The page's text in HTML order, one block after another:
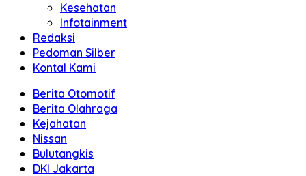
Kesehatan
Infotainment
Redaksi
Pedoman Silber
Kontal Kami
Berita Otomotif
Berita Olahraga
Kejahatan
Nissan
Bulutangkis
DKI Jakarta